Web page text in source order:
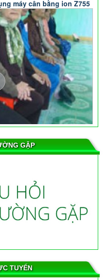
bằng ion Z755 Bộ quốc
GẶP
TUYẾN